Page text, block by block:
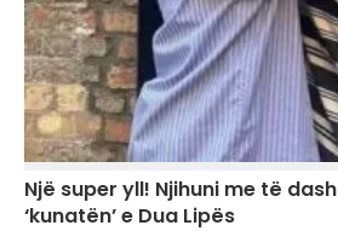
Një super yll! Njihuni me të
‘kunatën’ e Dua Lipës